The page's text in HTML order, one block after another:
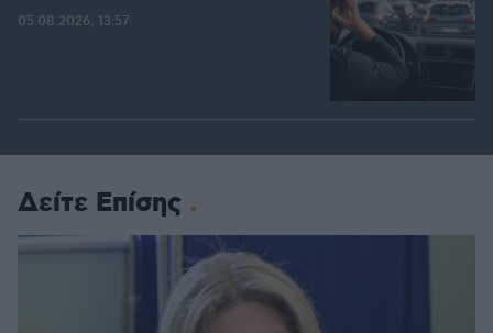
05.08.2026, 13:57
Δείτε Επίσης